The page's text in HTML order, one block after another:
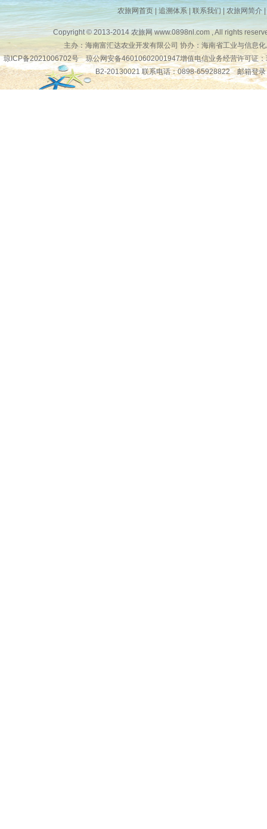
品 牌：
地 区：全国
供应商：
资 质：
农旅网首页| 追溯体系 联系我们 农旅网简介
Copyright © 2013-2014农旅网www.0898nl.com , All rights
主办：海南富汇达农业开发有限公司 协办：海南省工业与信息
琼ICP备2021006702号琼公网安备46010602001947增值电信业务经营许可证：
B2-20130021 联系电话：0898-65928822邮箱登录